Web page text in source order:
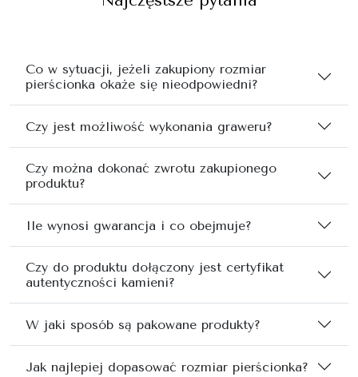
Co w sytuacji, jeżeli zakupiony rozmiar
pierścionka okaże się nieodpowiedni?
Czy jest możliwość wykonania graweru?
Czy można dokonać zwrotu zakupionego
produktu?
Ile wynosi gwarancja i co obejmuje?
Czy do produktu dołączony jest certyfikat
autentyczności kamieni?
W jaki sposób są pakowane produkty?
Jak najlepiej dopasować rozmiar pierścionka?